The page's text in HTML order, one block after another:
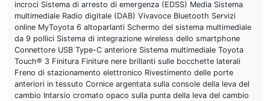
incroci Sistema di arresto di emergenza (EDSS) Media Sistema
multimediale Radio digitale (DAB) Vivavoce Bluetooth Servizi
online MyToyota 6 altoparlanti Schermo del sistema multimediale
da 9 pollici Sistema di integrazione wireless dello smartphone
Connettore USB Type-C anteriore Sistema multimediale Toyota
Touch® 3 Finitura Finiture nere brillanti sulle bocchette laterali
Freno di stazionamento elettronico Rivestimento delle porte
anteriori in tessuto Cornice argentata sulla console della leva del
cambio Intarsio cromato opaco sulla punta della leva del cambio